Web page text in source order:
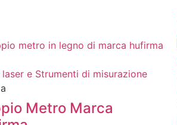
laser e Strumenti di misurazione
Metro Marca